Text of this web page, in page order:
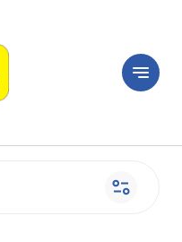
notes
page_info